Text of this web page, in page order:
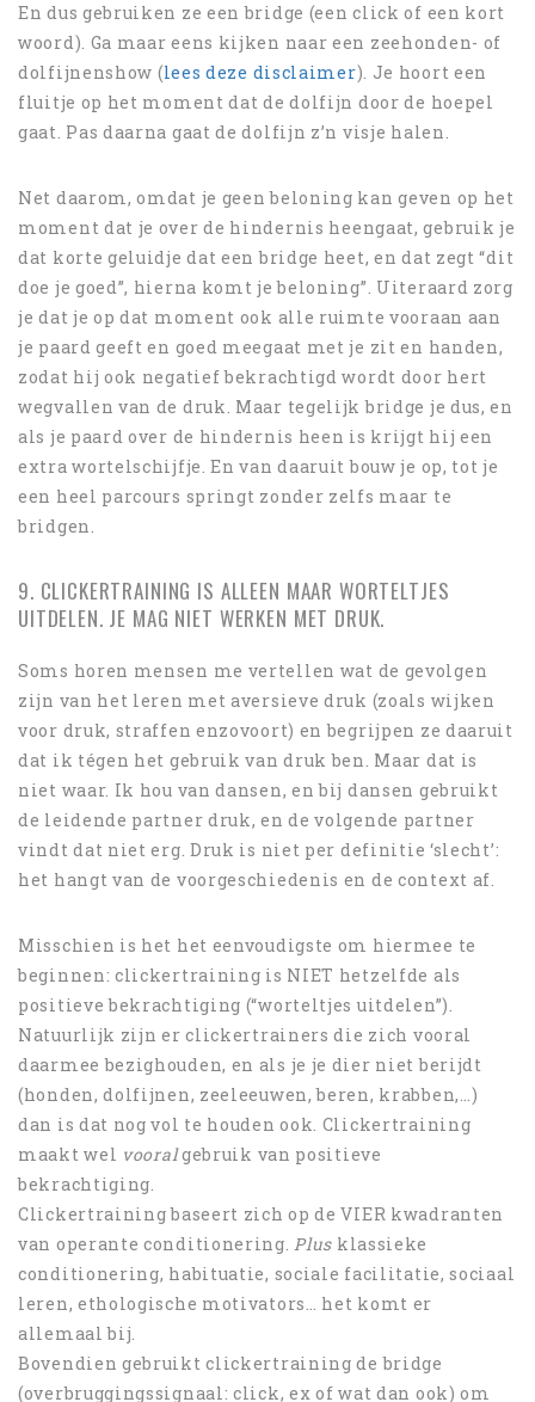
En dus gebruiken ze een bridge (een click of een kort
woord). Ga maar eens kijken naar een zeehonden- of
dolfijnenshow (lees deze disclaimer). Je hoort een
fluitje op het moment dat de dolfijn door de hoepel
gaat. Pas daarna gaat de dolfijn z’n visje halen.
Net daarom, omdat je geen beloning kan geven op het
moment dat je over de hindernis heengaat, gebruik je
dat korte geluidje dat een bridge heet, en dat zegt “dit
doe je goed”, hierna komt je beloning”. Uiteraard zorg
je dat je op dat moment ook alle ruimte vooraan aan
je paard geeft en goed meegaat met je zit en handen,
zodat hij ook negatief bekrachtigd wordt door hert
wegvallen van de druk. Maar tegelijk bridge je dus, en
als je paard over de hindernis heen is krijgt hij een
extra wortelschijfje. En van daaruit bouw je op, tot je
een heel parcours springt zonder zelfs maar te
bridgen.
9. CLICKERTRAINING IS ALLEEN MAAR WORTELTJES
UITDELEN. JE MAG NIET WERKEN MET DRUK.
Soms horen mensen me vertellen wat de gevolgen
zijn van het leren met aversieve druk (zoals wijken
voor druk, straffen enzovoort) en begrijpen ze daaruit
dat ik tégen het gebruik van druk ben. Maar dat is
niet waar. Ik hou van dansen, en bij dansen gebruikt
de leidende partner druk, en de volgende partner
vindt dat niet erg. Druk is niet per definitie ‘slecht’:
het hangt van de voorgeschiedenis en de context af.
Misschien is het het eenvoudigste om hiermee te
beginnen: clickertraining is NIET hetzelfde als
positieve bekrachtiging (“worteltjes uitdelen”).
Natuurlijk zijn er clickertrainers die zich vooral
daarmee bezighouden, en als je je dier niet berijdt
(honden, dolfijnen, zeeleeuwen, beren, krabben,…)
dan is dat nog vol te houden ook. Clickertraining
maakt wel vooralgebruik van positieve
bekrachtiging.
Clickertraining baseert zich op de VIER kwadranten
van operante conditionering.Plus klassieke
conditionering, habituatie, sociale facilitatie, sociaal
leren, ethologische motivators… het komt er
allemaal bij.
Bovendien gebruikt clickertraining de bridge
(overbruggingssignaal: click, ex of wat dan ook) om